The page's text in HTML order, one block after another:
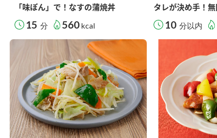
「味ぽん」で！なすの蒲焼丼
15 分 560 kcal
タレが決め手！
10 分以内